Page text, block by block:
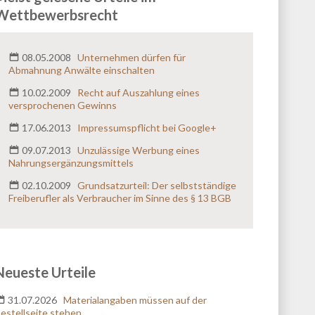
Telefonnummer:
E-Mail:*
Nachricht:*
Rückruf erwünscht?
Ich erkläre mich damit einverstanden, dass meine
von der Anwaltskanzlei Hild & Kollegen zur
08.05.2008 Unternehmen dürfen für
Abmahnung Anwälte einschalten
10.02.2009
Recht auf Auszahlung eines
versprochenen Gewinns
17.06.2013
Impressumspflicht bei Google+
09.07.2013 Unzulässige Werbung eines
Nahrungsergänzungsmittels
02.10.2009 Grundsatzurteil: Der selbstständige
Freiberufler als Verbraucher im Sinne des § 13 BGB
Urteile
31.07.2026 Materialangaben müssen auf der